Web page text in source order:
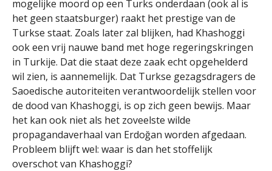
mogelijke moord op een Turks onderdaan (ook al is
het geen staatsburger) raakt het prestige van de
Turkse staat. Zoals later zal blijken, had Khashoggi
ook een vrij nauwe band met hoge regeringskringen
in Turkije. Dat die staat deze zaak echt opgehelderd
wil zien, is aannemelijk. Dat Turkse gezagsdragers de
Saoedische autoriteiten verantwoordelijk stellen voor
de dood van Khashoggi, is op zich geen bewijs. Maar
het kan ook niet als het zoveelste wilde
propagandaverhaal van Erdoğan worden afgedaan.
Probleem blijft wel: waar is dan het stoffelijk
overschot van Khashoggi?